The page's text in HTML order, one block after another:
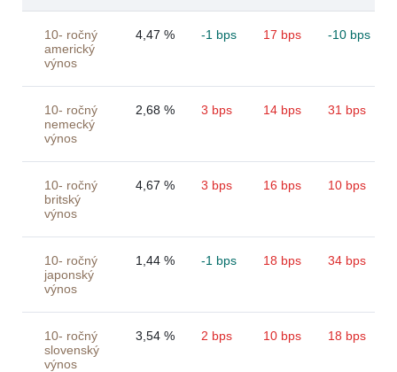
10- ročný
americký
výnos
4,47 % -1 bps 17 bps -10 bps
10- ročný
nemecký
výnos
2,68 % 3 bps 14 bps 31 bps
10- ročný
britský
výnos
4,67 % 3 bps 16 bps 10 bps
10- ročný
japonský
výnos
1,44 % -1 bps 18 bps 34 bps
10- ročný
slovenský
výnos
3,54 % 2 bps 10 bps 18 bps